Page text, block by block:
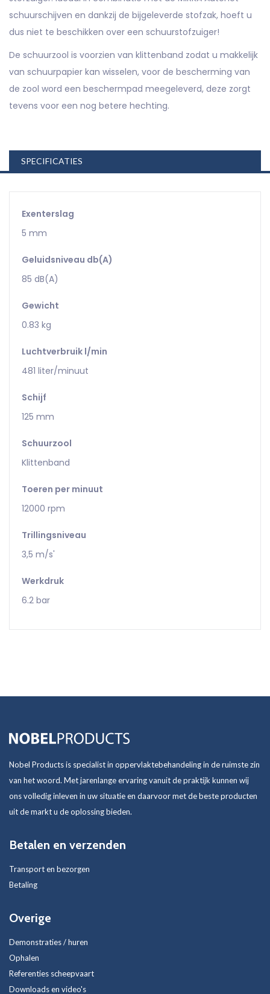
schuurschijven en dankzij de bijgeleverde stofzak, hoeft u
dus niet te beschikken over een schuurstofzuiger!
De schuurzool is voorzien van klittenband zodat u makkelijk
van schuurpapier kan wisselen, voor de bescherming van
de zool word een beschermpad meegeleverd, deze zorgt
tevens voor een nog betere hechting.
SPECIFICATIES
Exenterslag
5 mm
Geluidsniveau db(A)
85 dB(A)
Gewicht
0.83 kg
Luchtverbruik l/min
481 liter/minuut
Schijf
125 mm
Schuurzool
Klittenband
Toeren per minuut
12000 rpm
Trillingsniveau
3,5 m/s'
Werkdruk
6.2 bar
Nobel Products is specialist in oppervlaktebehandeling in de ruimste zin
van het woord. Met jarenlange ervaring vanuit de praktijk kunnen wij
ons volledig inleven in uw situatie en daarvoor met de beste producten
uit de markt u de oplossing bieden.
Betalen en verzenden
Transport en bezorgen
Betaling
Overige
Demonstraties / huren
Ophalen
Referenties scheepvaart
Downloads en video's